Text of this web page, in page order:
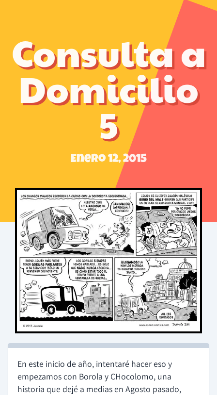
Consulta a
Domicilio
5
Enero 12, 2015
En este inicio de año, intentaré hacer eso y
empezamos con Borola y CHocolomo, una
historia que dejé a medias en Agosto pasado,